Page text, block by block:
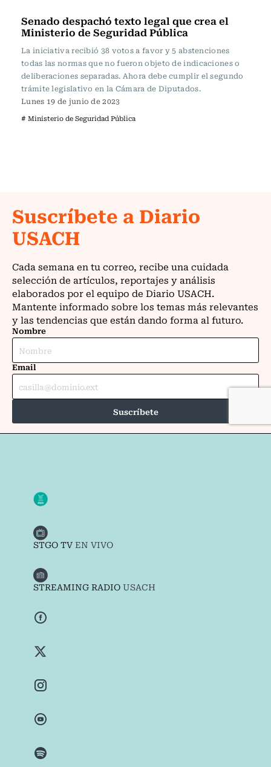
Senado despachó texto legal que crea el
Ministerio de Seguridad Pública
La iniciativa recibió 38 votos a favor y 5 abstenciones
todas las normas que no fueron objeto de indicaciones o
deliberaciones separadas. Ahora debe cumplir el segundo
trámite legislativo en la Cámara de Diputados.
Lunes 19 de junio de 2023
# Ministerio de Seguridad Pública
STGO TVEN VIVO
STREAMING RADIOUSACH